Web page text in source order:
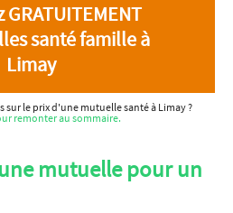
santé famille à
Limay
sur le prix d'une mutuelle santé à Limay ?
remonter au sommaire.
mutuelle pour un